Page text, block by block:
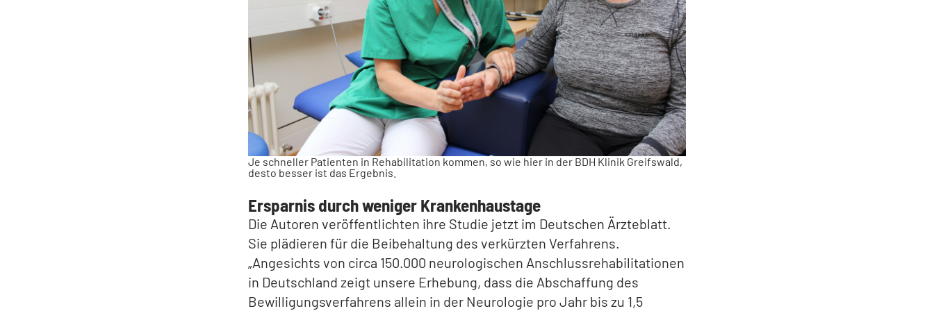
Je schneller Patienten in Rehabilitation kommen, so wie hier in der BDH Klinik Greifswald,
desto besser ist das Ergebnis.
Ersparnis durch weniger Krankenhaustage
Die Autoren veröffentlichten ihre Studie jetzt im Deutschen Ärzteblatt.
Sie plädieren für die Beibehaltung des verkürzten Verfahrens.
„Angesichts von circa 150.000 neurologischen Anschlussrehabilitationen
in Deutschland zeigt unsere Erhebung, dass die Abschaffung des
Bewilligungsverfahrens allein in der Neurologie pro Jahr bis zu 1,5